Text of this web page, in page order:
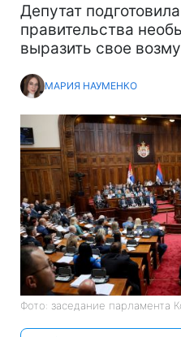
Депутат
правительства
выразить свое
МАРИЯ НАУМЕНКО
Фото: заседание парламента